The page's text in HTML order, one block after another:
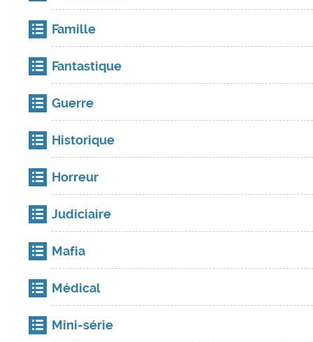
Famille
Fantastique
Guerre
Historique
Horreur
Judiciaire
Mafia
Médical
Mini-série